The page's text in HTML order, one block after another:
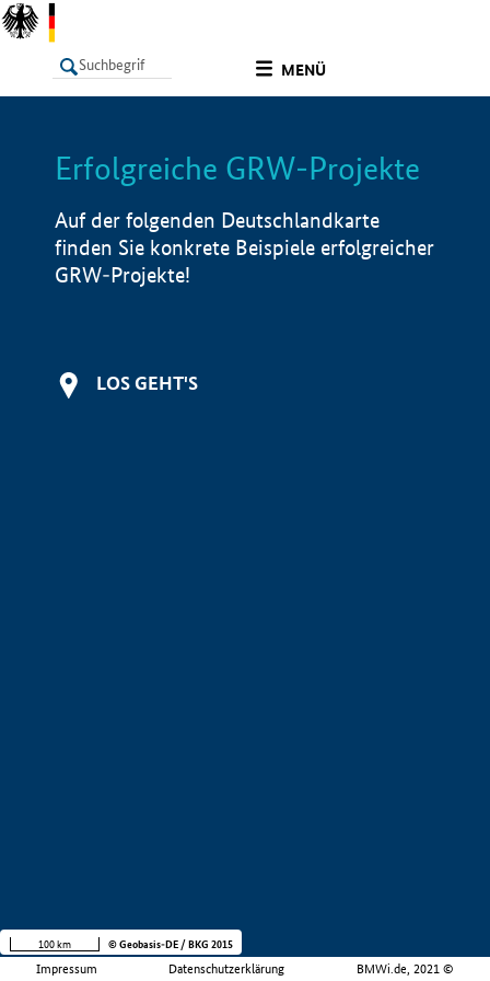
MENÜ
LISTE Info
Erfolgreiche GRW-Projekte
Auf der folgenden Deutschlandkarte
finden Sie konkrete Beispiele erfolgreicher
GRW-Projekte!
LOS GEHT'S
Impressum Datenschutzerklärung BMWi.de, 2021 ©
100 km © Geobasis-DE / BKG 2015